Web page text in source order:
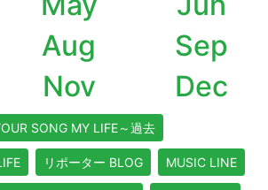
Aug
Sep
Nov Dec
SONG MY LIFE～過去
リポーター BLOG MUSIC LINE